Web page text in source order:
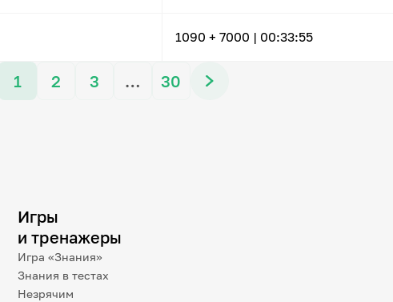
1090 + 7000 | 00:33:55
1 2 3 … 30
Игры
и тренажеры
Игра «Знания»
Знания в тестах
Незрячим